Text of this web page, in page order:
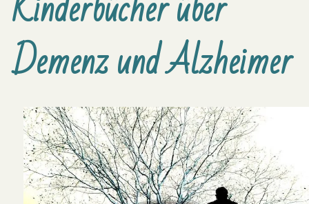
Demenz und Alzheimer